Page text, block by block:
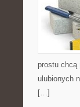
prostu chcą
ulubionych
[…]